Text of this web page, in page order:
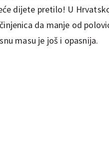
dijete pretilo! U
da manje od
masu je još i opasnija.